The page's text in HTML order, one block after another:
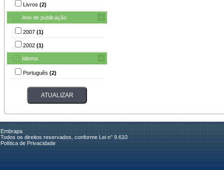
Livros (2)
Ano de publicação
2007 (1)
2002 (1)
Idioma
Português (2)
Embrapa
Todos os direitos reservados, conforme Lei n° 9.610
Política de Privacidade